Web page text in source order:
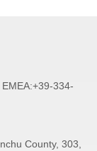
334-
County, 303,